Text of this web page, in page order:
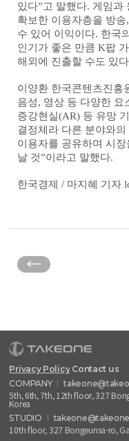
있다”고 말했다. 게임과
확보한 이용자층을 방
수 있어 이익이다. 한국
인기가 좋은 만큼 K팝
해외에 진출할 수도 있
이양환 한국콘텐츠진흥
음성, 영상 등 다양한
증강현실(AR) 등 유망
결정체라 다른 분야와
이용자를 공유하며 시
날 것”이라고 말했다.
한국경제 / 마지혜 기자
Privacy Policy Contact us
COMPANY
5th, 6th, 7th, 12th floor, 327
Korea
STUDIO
10th floor, 327 Bongeunsa-ro,